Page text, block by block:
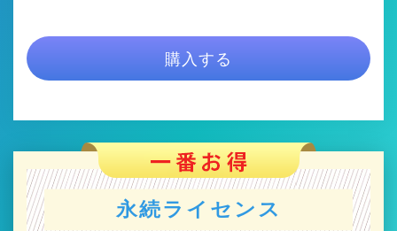
購入する
永続ライセンス